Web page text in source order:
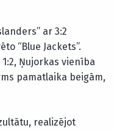
ar 3:2
“Blue Jackets”.
Ņujorkas vienība
pamatlaika beigām,
realizējot